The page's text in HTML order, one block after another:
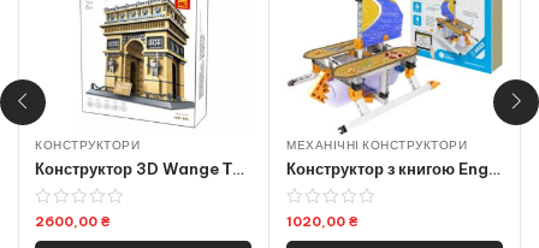
КОНСТРУКТОРИ
Конструктор 3D Wange Тріумфальна арка в Парижі, Франція The Triumphal Arch of Paris Space2045 (5223)
2600,00 ₴
МЕХАНІЧНІ КОНСТРУКТОРИ
Конструктор з книгою Engino STEM “Як працює плавучість” Space2003 (STL25)
1020,00 ₴